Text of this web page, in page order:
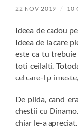
22 NOV 2019 / 10
Ideea de cadou
Ideea de la care
este ca tu
toti ceilalti.
cel care-l
De pilda, cand
chestii cu
chiar le-a apreciat.